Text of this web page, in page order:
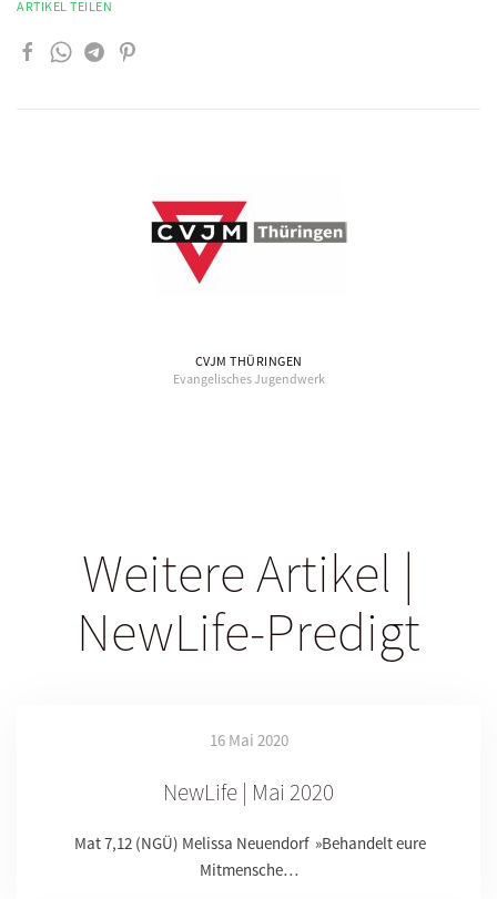
ARTIKEL TEILEN
CVJM THÜRINGEN
Evangelisches Jugendwerk
Weitere Artikel |
NewLife-Predigt
16 Mai 2020
NewLife | Mai 2020
Mat 7,12 (NGÜ) Melissa Neuendorf »Behandelt eure
Mitmensche…